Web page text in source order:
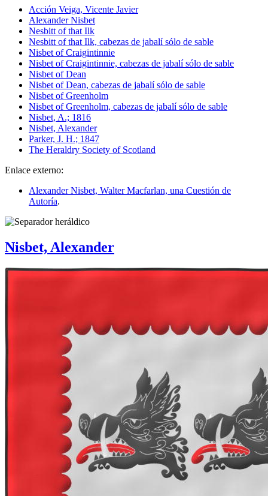
Acción Veiga, Vicente Javier
Alexander Nisbet
Nesbitt of that Ilk
Nesbitt of that Ilk, cabezas de jabalí sólo de sable
Nisbet of Craigintinnie
Nisbet of Craigintinnie, cabezas de jabalí sólo de sable
Nisbet of Dean
Nisbet of Dean, cabezas de jabalí sólo de sable
Nisbet of Greenholm
Nisbet of Greenholm, cabezas de jabalí sólo de sable
Nisbet, A.; 1816
Nisbet, Alexander
Parker, J. H.; 1847
The Heraldry Society of Scotland
Enlace externo:
Alexander Nisbet, Walter Macfarlan, una Cuestión de
Autoría.
Nisbet, Alexander